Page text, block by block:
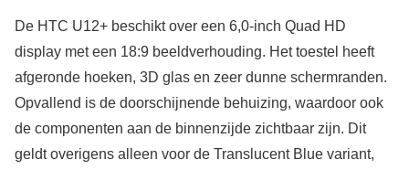
De HTC U12+ beschikt over een 6,0-inch Quad HD
display met een 18:9 beeldverhouding. Het toestel heeft
afgeronde hoeken, 3D glas en zeer dunne schermranden.
Opvallend is de doorschijnende behuizing, waardoor ook
de componenten aan de binnenzijde zichtbaar zijn. Dit
geldt overigens alleen voor de Translucent Blue variant,